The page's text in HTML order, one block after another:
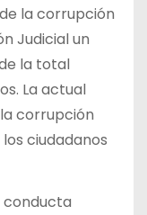
la corrupción
Judicial un
la total
La actual
corrupción
ciudadanos
conducta